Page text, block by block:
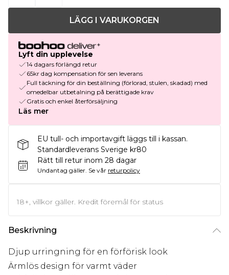
LÄGG I VARUKORGEN
Lyft din upplevelse
14 dagars förlängd retur
65kr dag kompensation för sen leverans
Full täckning för din beställning (förlorad, stulen, skadad) med
omedelbar utbetalning på berättigade krav
Gratis och enkel återförsäljning
Läs mer
EU tull- och importavgift läggs till i kassan.
Standardleverans Sverige kr80
Rätt till retur inom 28 dagar
Undantag gäller. Se vår returpolicy
18+, villkor gäller. Kredit föremål för status
Beskrivning
Djup urringning för en förförisk look
Ärmlös design för varmt väder